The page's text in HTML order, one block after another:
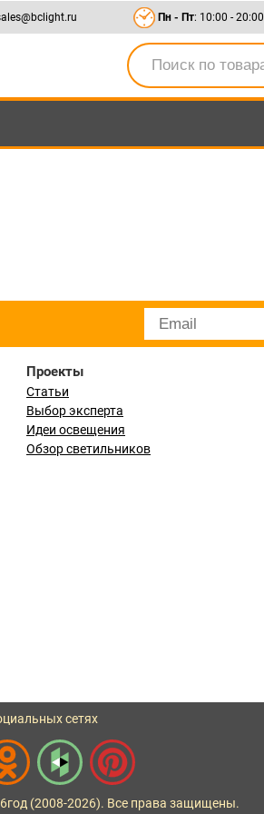
Пн - Пт: 10:00 - 20:00
Проекты
Статьи
Выбор эксперта
Идеи освещения
Обзор светильников
сетях
год (2008-2026). Все права защищены.